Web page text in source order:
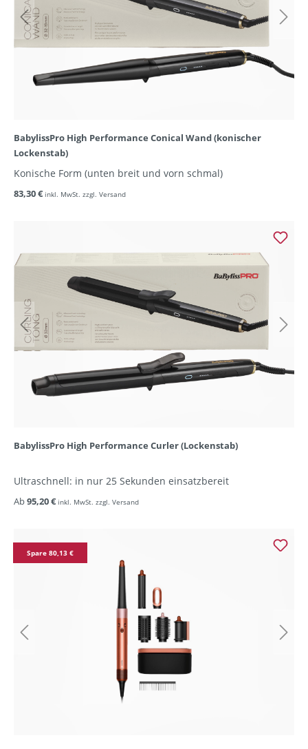
BabylissPro High Performance Conical Wand (konischer
Lockenstab)
Konische Form (unten breit und vorn schmal)
83,30 € inkl. MwSt. zzgl. Versand
BabylissPro High Performance Curler (Lockenstab)
Ultraschnell: in nur 25 Sekunden einsatzbereit
Ab95,20 € inkl. MwSt. zzgl. Versand
Spare 80,13 €